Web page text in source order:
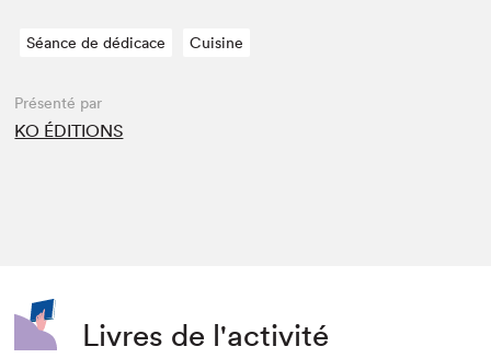
Séance de dédicace Cuisine
Présenté par
KO ÉDITIONS
Livres de l'activité